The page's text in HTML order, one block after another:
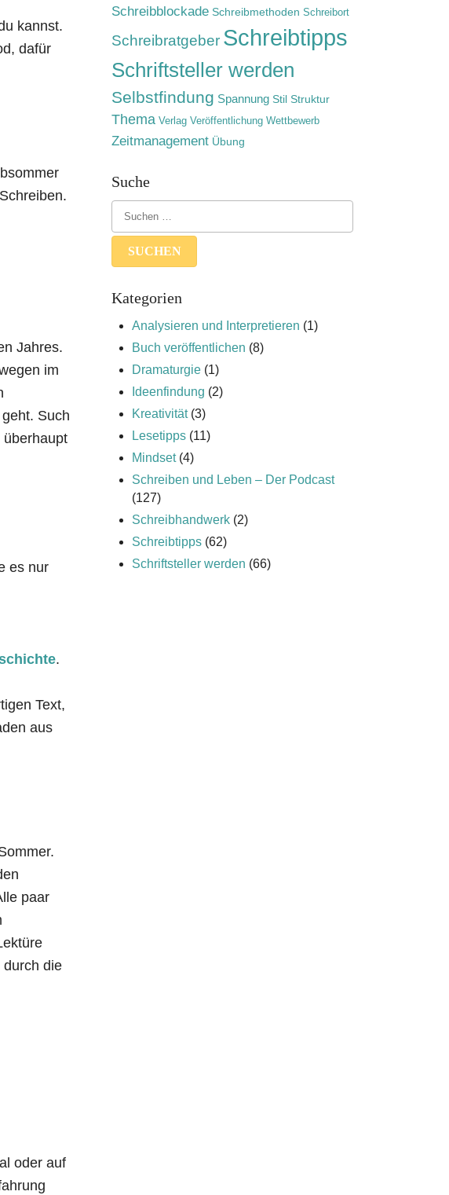
kannst.
dafür
Jahres.
im
Such
es nur
.
Text,
aus
paar
durch die
oder auf
Schreibblockade Schreibmethoden Schreibort
Schreibratgeber Schreibtipps
Schriftsteller werden
Selbstfindung Spannung Stil Struktur
Thema Verlag Veröffentlichung Wettbewerb
Zeitmanagement Übung
Suche
Kategorien
Analysieren und Interpretieren (1)
Buch veröffentlichen (8)
Dramaturgie(1)
Ideenfindung (2)
Kreativität(3)
Lesetipps(11)
Mindset(4)
Schreiben und Leben – Der Podcast
(127)
Schreibhandwerk(2)
Schreibtipps(62)
Schriftsteller werden (66)